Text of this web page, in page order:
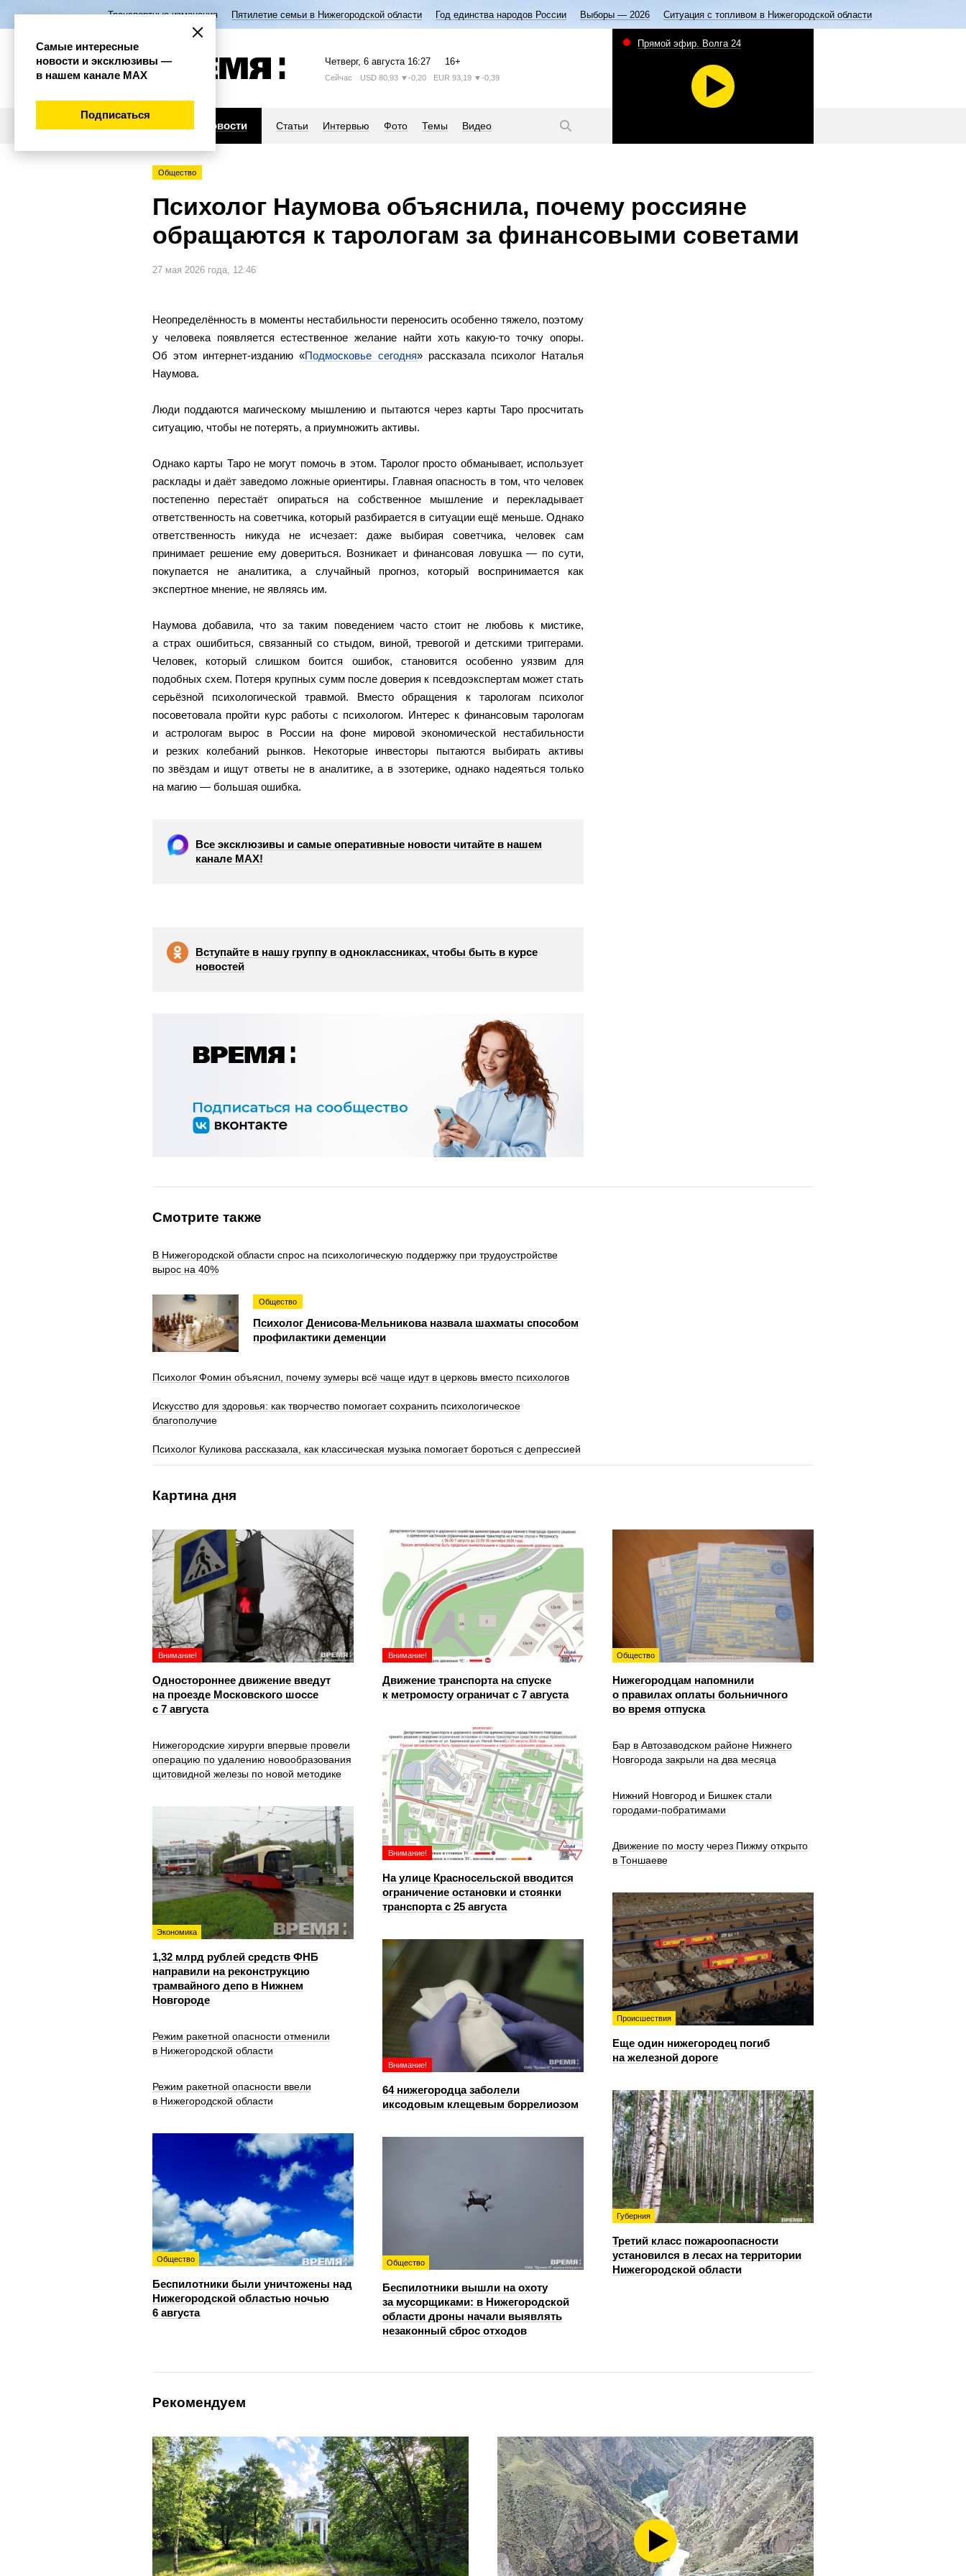
Транспортные изменения Пятилетие семьи в Нижегородской области Год единства народов России Выборы — 2026 Ситуация с топливом в Нижегородской области
Четверг, 6 августа 16:27 16+
Сейчас USD 80,93 ▼-0,20 EUR 93,19 ▼-0,39
Новости Статьи Интервью Фото Темы Видео
Прямой эфир. Волга 24
Общество
Психолог Наумова объяснила, почему россияне
обращаются к тарологам за финансовыми советами
27 мая 2026 года, 12:46
Неопределённость в моменты нестабильности переносить особенно тяжело, поэтому
у человека появляется естественное желание найти хоть какую-то точку опоры.
Об этом интернет-изданию «Подмосковье сегодня» рассказала психолог Наталья
Наумова.
Люди поддаются магическому мышлению и пытаются через карты Таро просчитать
ситуацию, чтобы не потерять, а приумножить активы.
Однако карты Таро не могут помочь в этом. Таролог просто обманывает, использует
расклады и даёт заведомо ложные ориентиры. Главная опасность в том, что человек
постепенно перестаёт опираться на собственное мышление и перекладывает
ответственность на советчика, который разбирается в ситуации ещё меньше. Однако
ответственность никуда не исчезает: даже выбирая советчика, человек сам
принимает решение ему довериться. Возникает и финансовая ловушка — по сути,
покупается не аналитика, а случайный прогноз, который воспринимается как
экспертное мнение, не являясь им.
Наумова добавила, что за таким поведением часто стоит не любовь к мистике,
а страх ошибиться, связанный со стыдом, виной, тревогой и детскими триггерами.
Человек, который слишком боится ошибок, становится особенно уязвим для
подобных схем. Потеря крупных сумм после доверия к псевдоэкспертам может стать
серьёзной психологической травмой. Вместо обращения к тарологам психолог
посоветовала пройти курс работы с психологом. Интерес к финансовым тарологам
и астрологам вырос в России на фоне мировой экономической нестабильности
и резких колебаний рынков. Некоторые инвесторы пытаются выбирать активы
по звёздам и ищут ответы не в аналитике, а в эзотерике, однако надеяться только
на магию — большая ошибка.
Все эксклюзивы и самые оперативные новости читайте в нашем
канале МАХ!
Вступайте в нашу группу в одноклассниках, чтобы быть в курсе
новостей
Смотрите также
В Нижегородской области спрос на психологическую поддержку при трудоустройстве
вырос на 40%
Общество
Психолог Денисова-Мельникова назвала шахматы способом
профилактики деменции
Психолог Фомин объяснил, почему зумеры всё чаще идут в церковь вместо психологов
Искусство для здоровья: как творчество помогает сохранить психологическое
благополучие
Психолог Куликова рассказала, как классическая музыка помогает бороться с депрессией
Картина дня
Внимание!
Одностороннее движение введут
на проезде Московского шоссе
с 7 августа
Внимание!
Движение транспорта на спуске
к метромосту ограничат с 7 августа
Общество
Нижегородцам напомнили
о правилах оплаты больничного
во время отпуска
Внимание!
На улице Красносельской вводится
ограничение остановки и стоянки
транспорта с 25 августа
Нижегородские хирурги впервые провели
операцию по удалению новообразования
щитовидной железы по новой методике
Бар в Автозаводском районе Нижнего
Новгорода закрыли на два месяца
Нижний Новгород и Бишкек стали
городами-побратимами
Экономика
1,32 млрд рублей средств ФНБ
направили на реконструкцию
трамвайного депо в Нижнем
Новгороде
Движение по мосту через Пижму открыто
в Тоншаеве
Происшествия
Еще один нижегородец погиб
на железной дороге
Внимание!
64 нижегородца заболели
иксодовым клещевым боррелиозом
Режим ракетной опасности отменили
в Нижегородской области
Режим ракетной опасности ввели
в Нижегородской области
Губерния
Третий класс пожароопасности
установился в лесах на территории
Нижегородской области
Общество
Беспилотники были уничтожены над
Нижегородской областью ночью
6 августа
Общество
Беспилотники вышли на охоту
за мусорщиками: в Нижегородской
области дроны начали выявлять
незаконный сброс отходов
Рекомендуем
Самые интересные
новости и эксклюзивы —
в нашем канале МАХ
Подписаться